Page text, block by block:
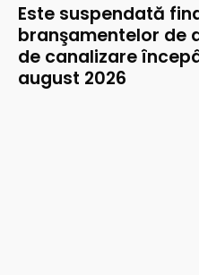
Este suspendată
branşamentelor de
de canalizare
august 2026